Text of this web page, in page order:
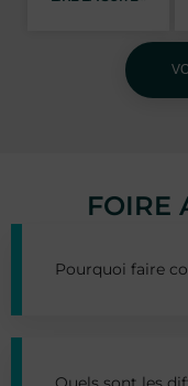
FOIRE
Pourquoi faire